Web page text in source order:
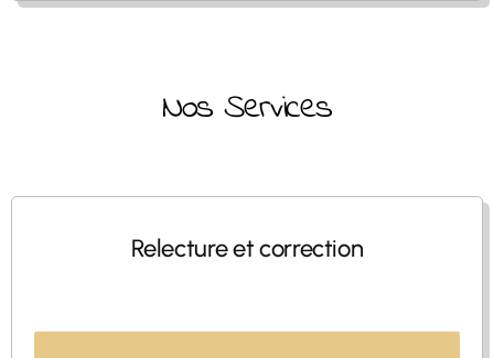
Nos Services
Relecture et correction